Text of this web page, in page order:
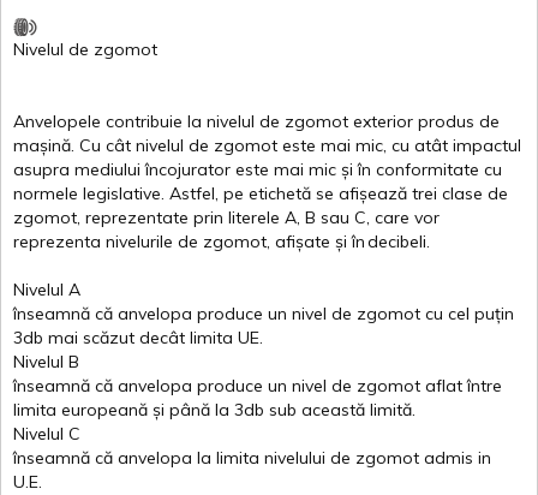
Nivelul de zgomot
Anvelopele contribuie la nivelul de zgomot exterior produs de
mașină. Cu cât nivelul de zgomot este mai mic, cu atât impactul
asupra mediului încojurator este mai mic și în conformitate cu
normele legislative. Astfel, pe etichetă se afișează trei clase de
zgomot, reprezentate prin literele A, B sau C, care vor
reprezenta nivelurile de zgomot, afișate și îndecibeli.
Nivelul A
înseamnă că anvelopa produce un nivel de zgomot cu cel puțin
3db mai scăzut decât limita UE.
Nivelul B
înseamnă că anvelopa produce un nivel de zgomot aflat între
limita europeană și până la 3db sub această limită.
Nivelul C
înseamnă că anvelopa la limita nivelului de zgomot admis in
U.E.